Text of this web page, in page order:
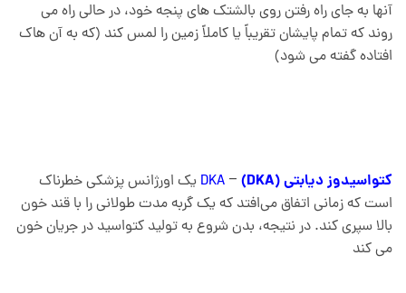
آنها به جای راه رفتن روی بالشتک های پنجه خود، در حالی راه می
روند که تمام پایشان تقریباً یا کاملاً زمین را لمس کند (که به آن هاک
افتاده گفته می شود)
کتواسیدوز دیابتی (DKA) –
DKA یک اورژانس پزشکی خطرناک
است که زمانی اتفاق می‌افتد که یک گربه مدت طولانی را با قند خون
بالا سپری کند. در نتیجه، بدن شروع به تولید کتواسید در جریان خون
می کند